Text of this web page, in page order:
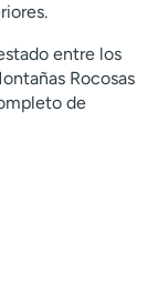
entre los
Rocosas
de